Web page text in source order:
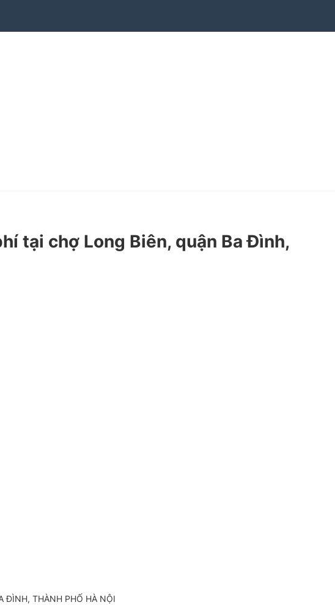
tại chợ Long Biên, quận Ba Đình,
ĐÌNH, THÀNH PHỐ HÀ NỘI